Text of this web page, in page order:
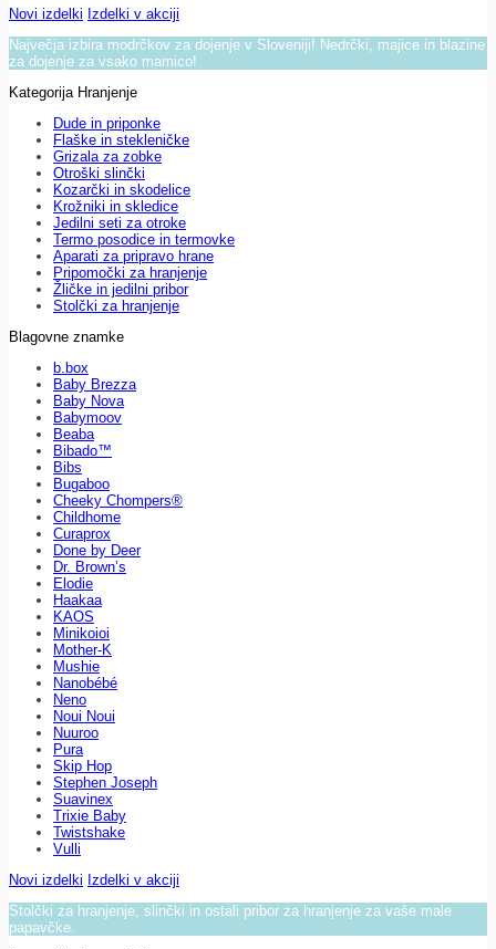
Novi izdelki Izdelki v akciji
Največja izbira modrčkov za dojenje v Sloveniji! Nedrčki, majice in blazine
za dojenje za vsako mamico!
Kategorija Hranjenje
Dude in priponke
Flaške in stekleničke
Grizala za zobke
Otroški slinčki
Kozarčki in skodelice
Krožniki in skledice
Jedilni seti za otroke
Termo posodice in termovke
Aparati za pripravo hrane
Pripomočki za hranjenje
Žličke in jedilni pribor
Stolčki za hranjenje
Blagovne znamke
b.box
Baby Brezza
Baby Nova
Babymoov
Beaba
Bibado™
Bibs
Bugaboo
Cheeky Chompers®
Childhome
Curaprox
Done by Deer
Dr. Brown’s
Elodie
Haakaa
KAOS
Minikoioi
Mother-K
Mushie
Nanobébé
Neno
Noui Noui
Nuuroo
Pura
Skip Hop
Stephen Joseph
Suavinex
Trixie Baby
Twistshake
Vulli
Novi izdelki Izdelki v akciji
Stolčki za hranjenje, slinčki in ostali pribor za hranjenje za vaše male
papavčke.